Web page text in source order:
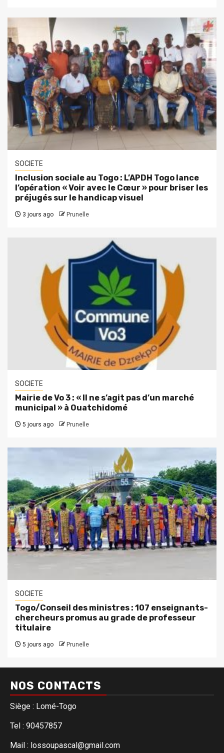
SOCIETE
Inclusion sociale au Togo : L’APDH Togo lance
l’opération « Voir avec le Cœur » pour briser les
préjugés sur le handicap visuel
3 jours ago Prunelle
SOCIETE
Mairie de Vo 3 : « Il ne s’agit pas d’un marché
municipal » à Ouatchidomé
5 jours ago Prunelle
SOCIETE
Togo/Conseil des ministres : 107 enseignants-
chercheurs promus au grade de professeur
titulaire
5 jours ago Prunelle
NOS CONTACTS
Siège : Lomé-Togo
Tel : 90457857
Mail : lossoupascal@gmail.com